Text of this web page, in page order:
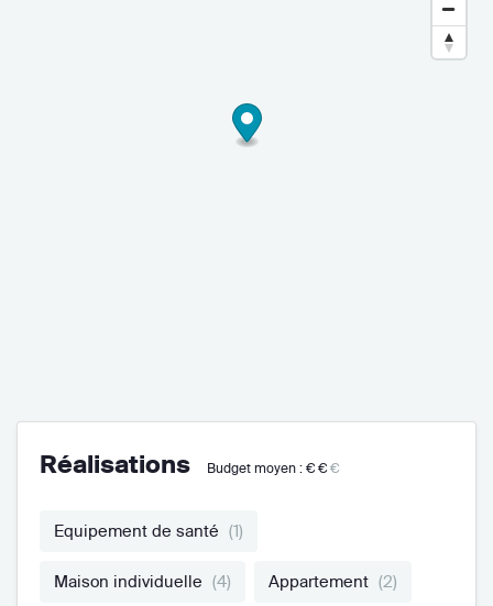
Réalisations Budget moyen : €€€
Equipement de santé (1)
Maison individuelle (4) Appartement (2)